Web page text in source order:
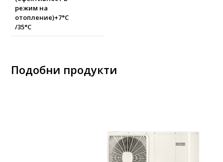
режим на
отопление)+7°C
/35°C
Подобни продукти